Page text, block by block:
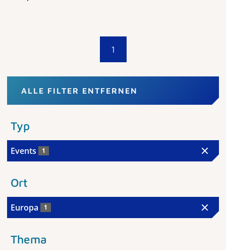
1
ALLE FILTER ENTFERNEN
Typ
Events 1
Ort
Europa 1
Thema